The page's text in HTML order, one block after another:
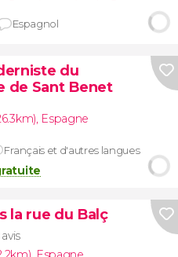
Espagnol
du
de Sant Benet
, Espagne
Français et d'autres langues
la rue du Balç